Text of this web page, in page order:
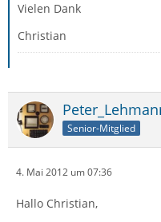
Vielen Dank
Christian
Senior-Mitglied
4. Mai 2012 um 07:36
Hallo Christian,